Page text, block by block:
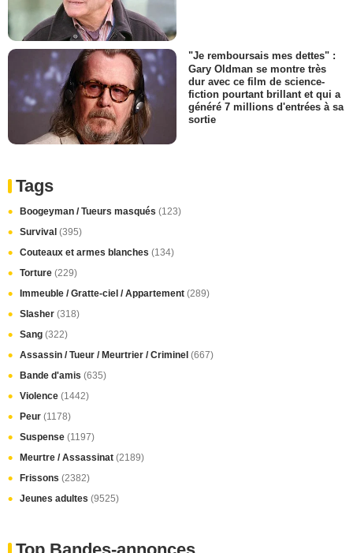
"Je remboursais mes dettes" :
Gary Oldman se montre très
dur avec ce film de science-
fiction pourtant brillant et qui a
généré 7 millions d'entrées à sa
sortie
Tags
Boogeyman / Tueurs masqués (123)
Survival (395)
Couteaux et armes blanches (134)
Torture (229)
Immeuble / Gratte-ciel / Appartement (289)
Slasher (318)
Sang (322)
Assassin / Tueur / Meurtrier / Criminel (667)
Bande d'amis (635)
Violence (1442)
Peur (1178)
Suspense (1197)
Meurtre / Assassinat (2189)
Frissons (2382)
Jeunes adultes (9525)